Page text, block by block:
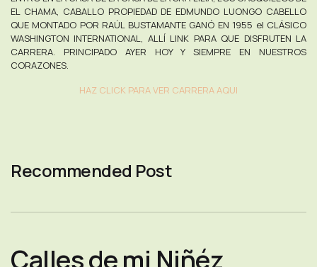
EL CHAMA, CABALLO PROPIEDAD DE EDMUNDO LUONGO CABELLO
QUE MONTADO POR RAÚL BUSTAMANTE GANÓ EN 1955 el CLÁSICO
WASHINGTON INTERNATIONAL, ALLÍ LINK PARA QUE DISFRUTEN LA
CARRERA. PRINCIPADO AYER HOY Y SIEMPRE EN NUESTROS
CORAZONES.
HAZ CLICK PARA VER CARRERA AQUI
Recommended Post
Calles de mi Niñéz